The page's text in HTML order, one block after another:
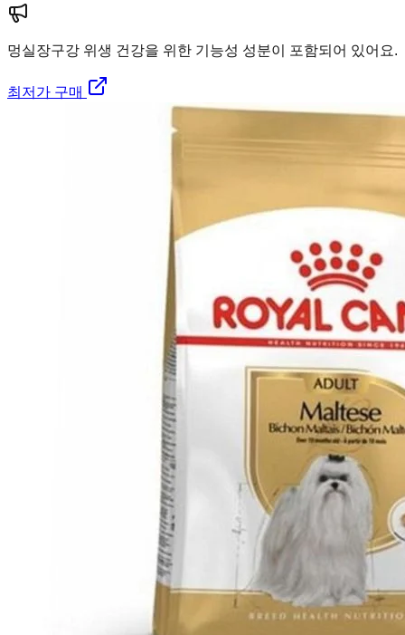
멍실장구강 위생 건강을 위한 기능성 성분이 포함되어 있어요.
최저가 구매